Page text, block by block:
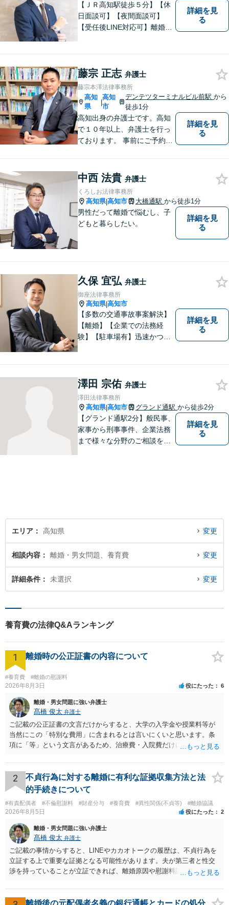
【ＪＲ高知駅徒歩５分】【休
日面談可】【夜間面談可】
【受任後LINE対応可】離婚、
詳細を見
る
藤宗 正志 弁護士
藤宗本澤法律事務所
高知
県
|
高知
市
デンテツターミナルビル前駅から
徒歩1分
高知出身の弁護士です。高知
で１０年以上、弁護士を行っ
ております。 事前にご予約を
詳細を見
る
中西 法貴 弁護士
くろしお法律事務所
高知県|高知市 大橋通駅 から徒歩1分
男性だって離婚で悩むし、子
どもと暮らしたい。
詳細を見
る
久保 宜弘 弁護士
御座法律事務所
高知県|高知市
【多数の交通事故事案解決】
【離婚】【企業での法務経
験】【駐車場有】迅速かつ丁
い。
詳細を見
る
澤田 宗佑 弁護士
澤田法律事務所
高知県|高知市 グランド通駅 から徒歩2分
【グランド通駅2分】般民事、
家事から刑事事件、企業法務
まで様々な分野のご相談を受
詳細を見
る
エリア 高知県 変更
相談内容 離婚・男女問題、養育費 変更
詳細条件 未選択 変更
養育費の法律Q&Aランキング
1 離婚時の公正証書の内容について
#養育費 #離婚の慰謝料
2026年8月3日 役にたった 6
離婚・男女問題に強い弁護士
髙橋 俊太 弁護士
ご記載の公正証書の文言だけからすると、大学の入学金や授業料等が
当然にこの「特別な費用」に含まれるとは言いにくいと思います。条
項に「等」という文言があるため、治療費・入院費だけに限定される
れていますので、通常は、病気や事故によって臨時に必要となった医
療費その他これに類する特別支出を念頭に置いた条項と読むのが自然
です。したがって、大学の入学金、授業料、受験費用などの教育費に
ついてまで、「この条項があるから当然に半額を請求できる」とまで
は言いにくいと思われます。なお、通常、大学進学費用をどこまで負
担すべきかについては、離婚時の合意内容のほか、子どもの年齢、大
学進学についての父母の認識、父母の学歴・収入・資産状況、進学先
や費用などを踏まえて個別に検討することになります。公正証書の他
の条項において、養育費の終期についてどのように定められている
か、大学進学に関する定めの有無、「教育費」「進学費用」に関する
定めの有無等について確認する必要があると考えられます。
2
不貞行為に対する離婚に有利な証拠収集方法と法
的手続きについて
#有責配偶者 #不倫慰謝料 #財産分与 #養育費 #異性関係(不貞等) #離婚協議
2026年8月5日 役にたった 2
離婚・男女問題に強い弁護士
髙橋 俊太 弁護士
ご記載の事情からすると、LINEやカカオトークの履歴は、不貞行為を
立証する上で重要な証拠となる可能性があります。夫が第三者と性交
渉を持っていることが立証できれば、離婚原因や慰謝料請求を検討す
性的関係を継続しているのであれば、その期間や回数が分かる資料は
できるだけ保存しておくことをお勧めいたします。 他方、「夫に不貞
離婚後の元配偶者名義の銀行通帳とカードの処分